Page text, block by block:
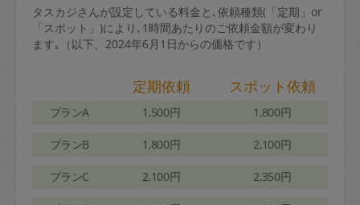
タスカジさんが設定している料金と､依頼種類(「定期」or
「スポット」)により､1時間あたりのご依頼金額が変わり
ます｡（以下、2024年6月1日からの価格です）
定期依頼 スポット依頼
プランA 1,500円 1,800円
プランB 1,800円 2,100円
プランC 2,100円 2,350円